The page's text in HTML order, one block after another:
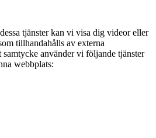
tjänster kan vi visa dig videor eller
tillhandahålls av externa
använder vi följande tjänster
webbplats: